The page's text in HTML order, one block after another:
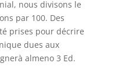
nous divisons le
par 100. Des
prises pour décrire
dues aux
almeno 3 Ed.